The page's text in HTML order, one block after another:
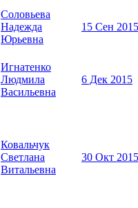
Соловьева
Надежда
Юрьевна
15 Сен 2015
Игнатенко
Людмила
Васильевна
6 Дек 2015
Ковальчук
Светлана
Витальевна
30 Окт 2015